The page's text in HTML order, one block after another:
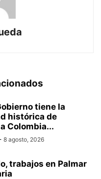
tiene la
histórica de
Colombia...
8 agosto, 2026
trabajos en Palmar